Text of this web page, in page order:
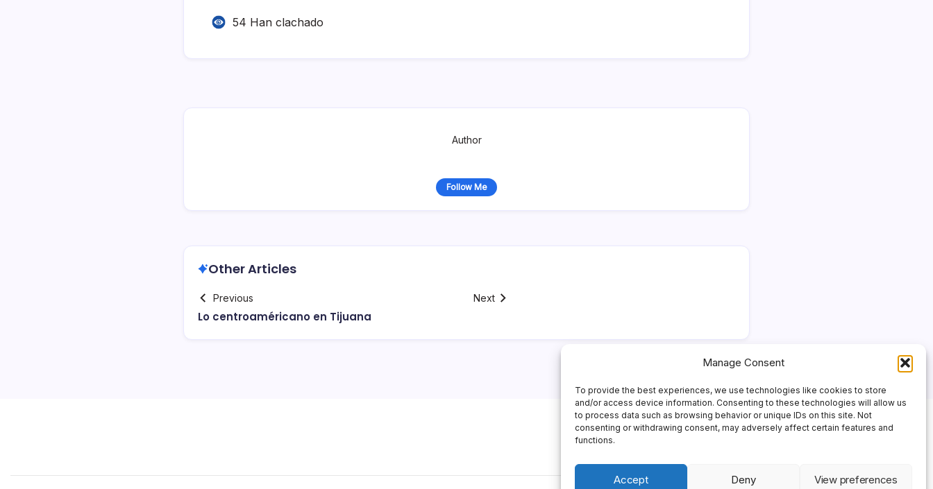
Manage Consent
To provide the best experiences, we use technologies like cookies to store
and/or access device information. Consenting to these technologies will allow us
to process data such as browsing behavior or unique IDs on this site. Not
consenting or withdrawing consent, may adversely affect certain features and
functions.
Accept Deny View preferences
54 Han clachado
Author
Follow Me
Other Articles
Previous
Lo centroaméricano en Tijuana
Next